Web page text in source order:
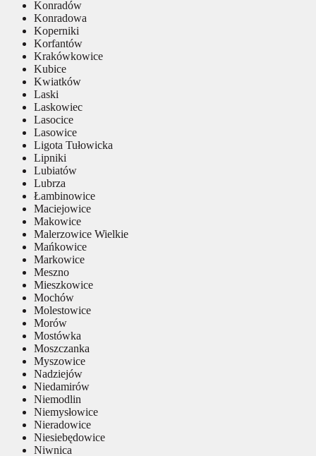
Konradów
Konradowa
Koperniki
Korfantów
Krakówkowice
Kubice
Kwiatków
Laski
Laskowiec
Lasocice
Lasowice
Ligota Tułowicka
Lipniki
Lubiatów
Lubrza
Łambinowice
Maciejowice
Makowice
Malerzowice Wielkie
Mańkowice
Markowice
Meszno
Mieszkowice
Mochów
Molestowice
Morów
Mostówka
Moszczanka
Myszowice
Nadziejów
Niedamirów
Niemodlin
Niemysłowice
Nieradowice
Niesiebędowice
Niwnica